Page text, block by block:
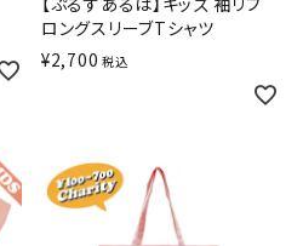
ロングスリーブTシャツ
¥2,700 税込